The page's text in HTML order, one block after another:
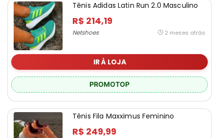
Tênis Adidas Latin Run 2.0 Masculino
R$ 214,19
Netshoes 2 meses atrás
IR À LOJA
PROMOTOP
Tênis Fila Maxximus Feminino
R$ 249,99